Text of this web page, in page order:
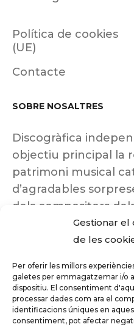
Gestionar
de les
Per oferir les millors
galetes per emmagatzemar i/o
dispositiu. El consentiment
processar dades com ara el
identificacions úniques en
consentiment, pot afectar
Política de cookies
(UE)
Contacte
SOBRE NOSALTRES
Discogràfica
objectiu principal la
patrimoni musical
d’agradables
dels compositors dels
insuficientment
Tots els drets